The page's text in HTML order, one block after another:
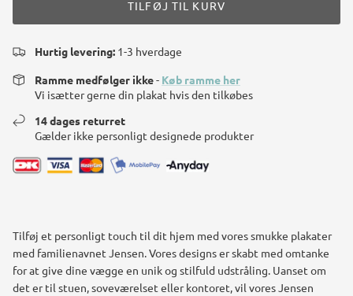
TILFØJ TIL KURV
Hurtig levering: 1-3 hverdage
Ramme medfølger ikke- Køb ramme her
Vi isætter gerne din plakat hvis den tilkøbes
14 dages returret
Gælder ikke personligt designede produkter
Tilføj et personligt touch til dit hjem med vores smukke plakater
med familienavnet Jensen. Vores designs er skabt med omtanke
for at give dine vægge en unik og stilfuld udstråling. Uanset om
det er til stuen, soveværelset eller kontoret, vil vores Jensen